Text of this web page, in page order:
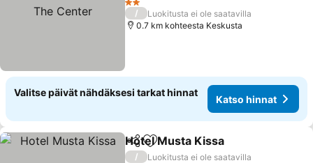
Katso hinnat
2 Tähtiluokitus
/
Luokitusta ei ole saatavilla
0.7 km kohteesta Keskusta
Valitse päivät nähdäksesi tarkat hinnat
Katso hinnat
Jaa Lisää suosikkeihin
Hotel Musta Kissa
/
Luokitusta ei ole saatavilla